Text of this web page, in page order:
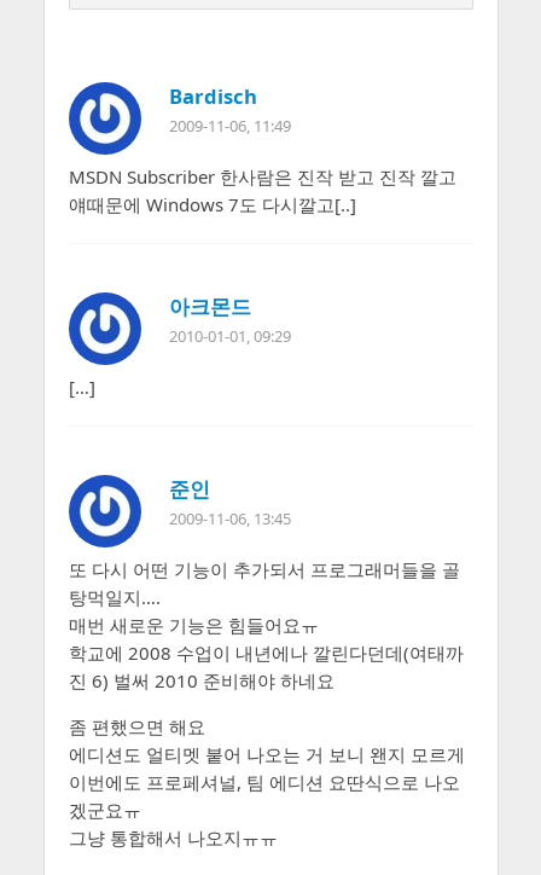
Bardisch
2009-11-06, 11:49
MSDN Subscriber 한사람은 진작 받고 진작 깔고
얘때문에 Windows 7도 다시깔고[..]
아크몬드
2010-01-01, 09:29
[…]
준인
2009-11-06, 13:45
또 다시 어떤 기능이 추가되서 프로그래머들을 골
탕먹일지….
매번 새로운 기능은 힘들어요ㅠ
학교에 2008 수업이 내년에나 깔린다던데(여태까
진 6) 벌써 2010 준비해야 하네요
좀 편했으면 해요
에디션도 얼티멧 붙어 나오는 거 보니 왠지 모르게
이번에도 프로페셔널, 팀 에디션 요딴식으로 나오
겠군요ㅠ
그냥 통합해서 나오지ㅠㅠ